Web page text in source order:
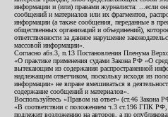
информации и (или) правами журналиста: ...если
сообщений и материалов или их фрагментов,
информации (а также сообщения, переданные в
общественных организаций и объединений),
ответственности за данное нарушение
массовой информации».
Согласно абз.3, п.13 Постановления Пленума
«О практике применения судами Закона РФ «О
вытекающим из содержания распространенной
надлежащим ответчиком, поскольку исходя из
информации» не вправе вмешиваться в
содержание сообщений и материалов».
Воспользуйтесь «Правом на ответ» (ст.46
«В соответствии с положением ч.3 ст.196 ГПК РФ,
подлежит возложению на авторов, а по